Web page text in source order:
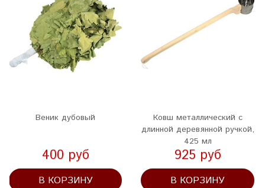
Веник дубовый
400 руб
В КОРЗИНУ
Ковш металлический с
длинной деревянной ручкой,
425 мл
925 руб
В КОРЗИНУ